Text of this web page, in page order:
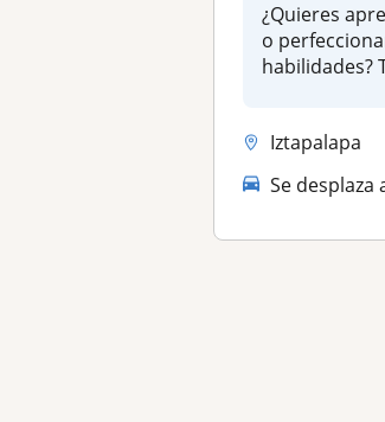
¿Quieres
o
habilidades?
Iztapalapa
Se desplaza